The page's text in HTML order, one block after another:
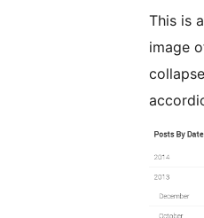
This is
image